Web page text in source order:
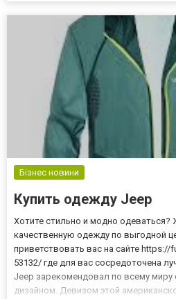
можно нара...
Бізнес новини
Купить одежду Jeep
Хотите стильно и модно одеваться?
качественную одежду по выгодной
приветствовать вас на сайте
53132/ где для вас сосредоточена
Jeep зарекомендовал по всему миру
дизайном. Девизом этой